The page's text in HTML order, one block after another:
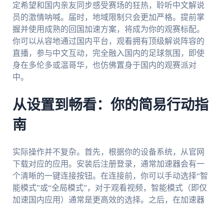
定希望和国内亲友同步感受赛场的狂热，聆听中文解说
员的激情呐喊。届时，地域限制只会更加严格。提前掌
握并使用成熟的回国加速方案，将成为你的观赛标配。
你可以从容地通过国内平台，观看拥有顶级解说阵容的
直播，参与中文互动，完全融入国内的足球氛围，即使
身在多伦多或温哥华，也仿佛置身于国内的观赛派对
中。
从设置到畅看：你的简易行动指
南
实际操作并不复杂。首先，根据你的设备系统，从官网
下载对应的应用。安装后注册登录，通常加速器会有一
个清晰的一键连接按钮。在连接前，你可以手动选择“智
能模式”或“全局模式”，对于观看视频，智能模式（即仅
加速国内应用）通常是更高效的选择。之后，在加速器